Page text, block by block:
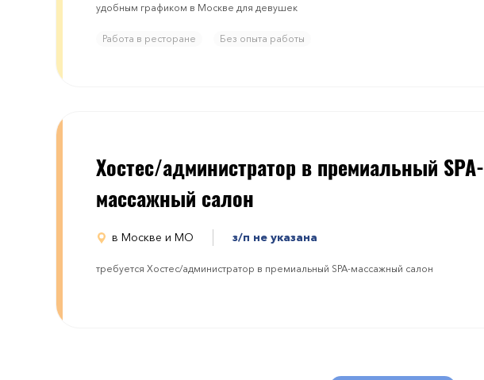
удобным графиком в Москве для девушек
Работа в ресторане Без опыта работы
​​​Хостес/администратор в премиальный SPA-
массажный салон
в Москве и МО з/п не указана
требуется ​​​Хостес/администратор в премиальный SPA-массажный салон